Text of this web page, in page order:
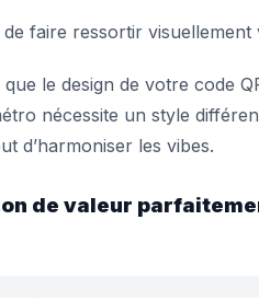
faire ressortir
le design de votre code
nécessite un style
d’harmoniser les vibes.
de valeur